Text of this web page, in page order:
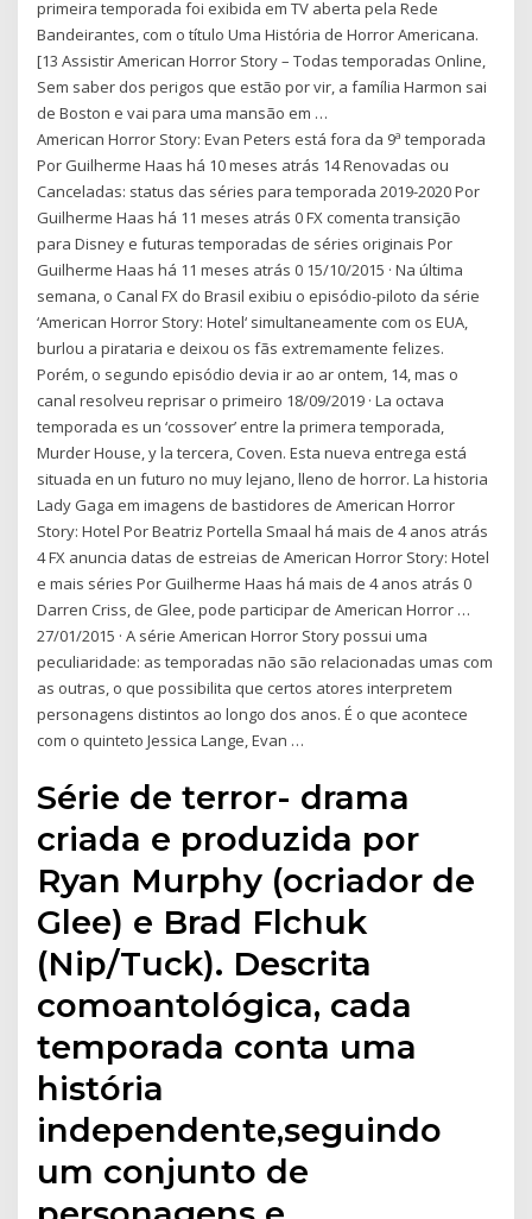
primeira temporada foi exibida em TV aberta pela Rede
Bandeirantes, com o título Uma História de Horror Americana.
[13 Assistir American Horror Story – Todas temporadas Online,
Sem saber dos perigos que estão por vir, a família Harmon sai
de Boston e vai para uma mansão em …
American Horror Story: Evan Peters está fora da 9ª temporada
Por Guilherme Haas há 10 meses atrás 14 Renovadas ou
Canceladas: status das séries para temporada 2019-2020 Por
Guilherme Haas há 11 meses atrás 0 FX comenta transição
para Disney e futuras temporadas de séries originais Por
Guilherme Haas há 11 meses atrás 0 15/10/2015 · Na última
semana, o Canal FX do Brasil exibiu o episódio-piloto da série
‘American Horror Story: Hotel‘ simultaneamente com os EUA,
burlou a pirataria e deixou os fãs extremamente felizes.
Porém, o segundo episódio devia ir ao ar ontem, 14, mas o
canal resolveu reprisar o primeiro 18/09/2019 · La octava
temporada es un ‘cossover’ entre la primera temporada,
Murder House, y la tercera, Coven. Esta nueva entrega está
situada en un futuro no muy lejano, lleno de horror. La historia
Lady Gaga em imagens de bastidores de American Horror
Story: Hotel Por Beatriz Portella Smaal há mais de 4 anos atrás
4 FX anuncia datas de estreias de American Horror Story: Hotel
e mais séries Por Guilherme Haas há mais de 4 anos atrás 0
Darren Criss, de Glee, pode participar de American Horror …
27/01/2015 · A série American Horror Story possui uma
peculiaridade: as temporadas não são relacionadas umas com
as outras, o que possibilita que certos atores interpretem
personagens distintos ao longo dos anos. É o que acontece
com o quinteto Jessica Lange, Evan …
Série de terror- drama
criada e produzida por
Ryan Murphy (ocriador de
Glee) e Brad Flchuk
(Nip/Tuck). Descrita
comoantológica, cada
temporada conta uma
história
independente,seguindo
um conjunto de